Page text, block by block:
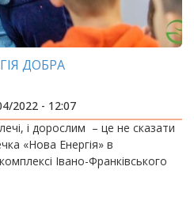
ДОБРА
2022 - 12:07
і дорослим – це не сказати
«Нова Енергія» в
Івано-Франківського